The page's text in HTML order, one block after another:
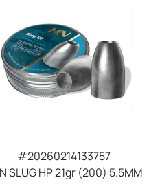
#20260214133757
SLUG HP 21gr (200) 5.5MM